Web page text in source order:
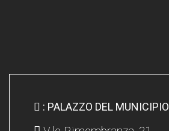
: PALAZZO DEL MUNICIPIO